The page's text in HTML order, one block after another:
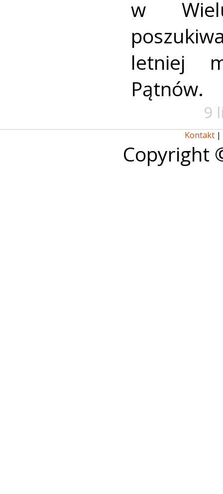
w
letniej
Pątnów.
9
Kontakt |
Copyright